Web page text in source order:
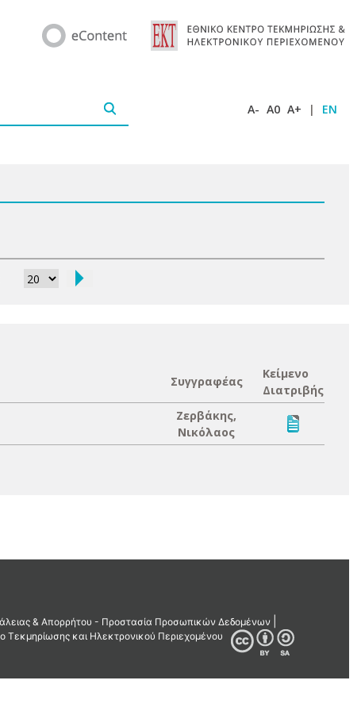
A- A0 A+ | EN
Συγγραφέας
Κείμενο
Διατριβής
Ζερβάκης,
Νικόλαος